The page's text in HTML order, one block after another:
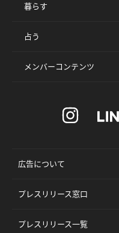
暮らす
占う
メンバーコンテンツ
広告について
プレスリリース窓口
プレスリリース一覧